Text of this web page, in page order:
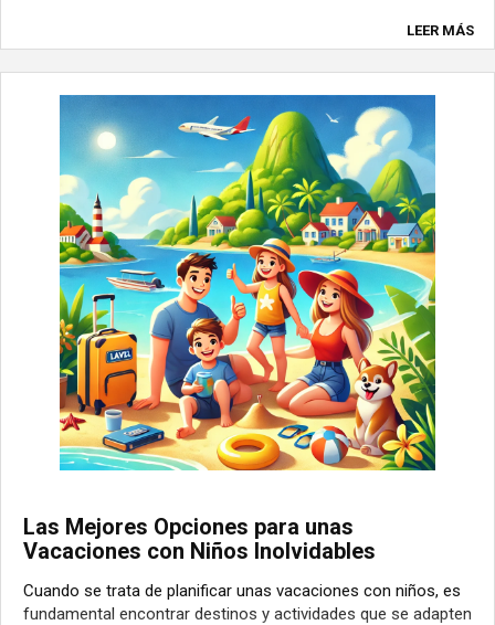
LEER MÁS
Las Mejores Opciones para unas
Vacaciones con Niños Inolvidables
Cuando se trata de planificar unas vacaciones con niños, es
fundamental encontrar destinos y actividades que se adapten